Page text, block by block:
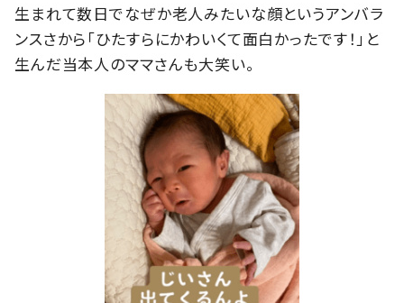
生まれて数日でなぜか老人みたいな顔というアンバラ
ンスさから「ひたすらにかわいくて面白かったです！」と
生んだ当本人のママさんも大笑い。